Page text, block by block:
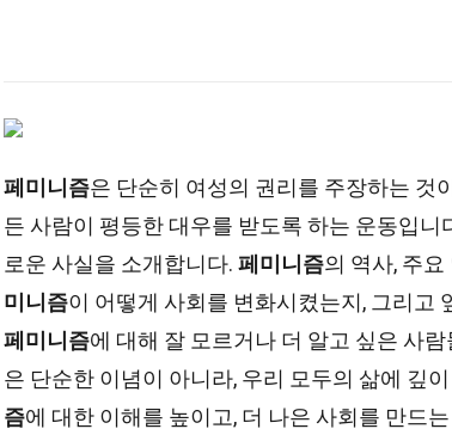
페미니즘은 단순히 여성의 권리를 주장하는 것
든 사람이 평등한 대우를 받도록 하는 운동입니
로운 사실을 소개합니다. 페미니즘의 역사, 주
미니즘이 어떻게 사회를 변화시켰는지, 그리고
페미니즘에 대해 잘 모르거나 더 알고 싶은 사
은 단순한 이념이 아니라, 우리 모두의 삶에 깊
즘에 대한 이해를 높이고, 더 나은 사회를 만드